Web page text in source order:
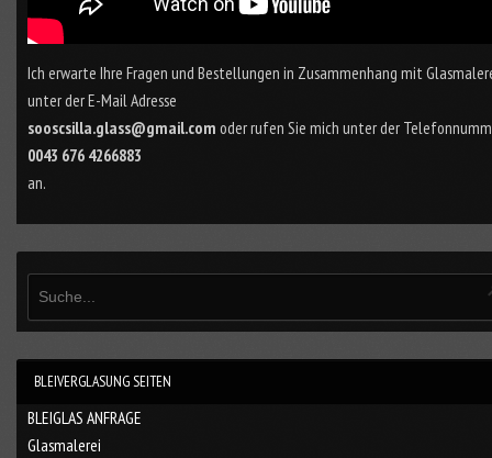
Ich erwarte Ihre Fragen und Bestellungen in Zusammenhang mit
unter der E-Mail Adresse
sooscsilla.glass@gmail.com oder rufen Sie mich unter der
0043 676 4266883
an.
BLEIVERGLASUNG SEITEN
BLEIGLAS ANFRAGE
Glasmalerei